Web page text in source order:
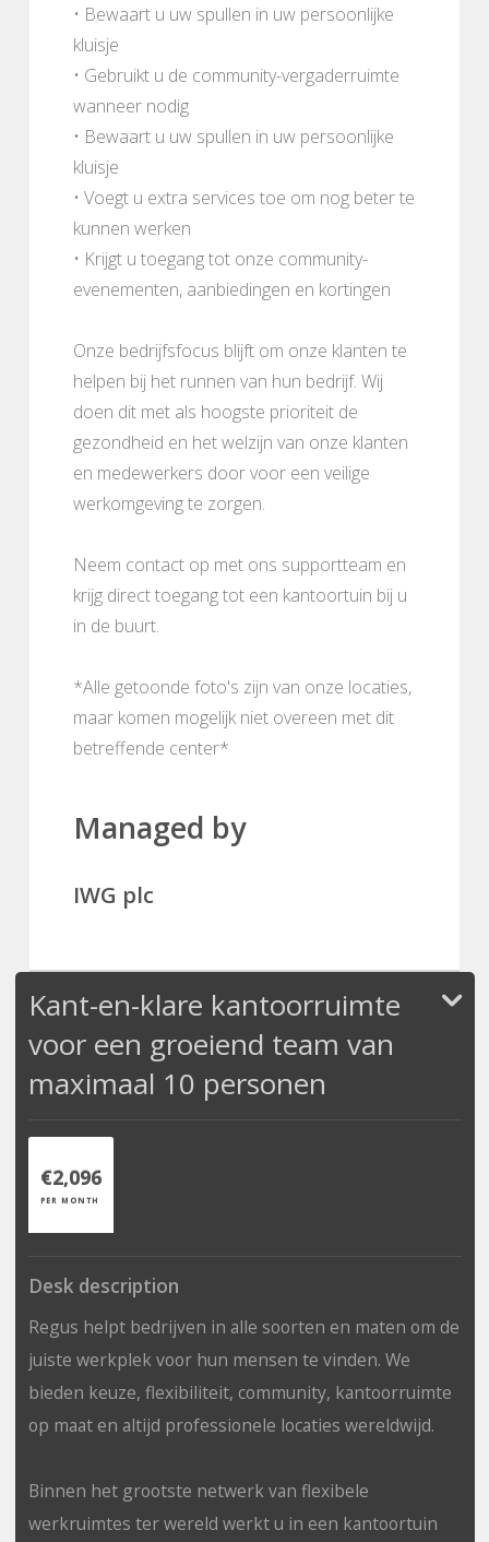
• Bewaart u uw spullen in uw persoonlijke
kluisje
• Gebruikt u de community-vergaderruimte
wanneer nodig
• Bewaart u uw spullen in uw persoonlijke
kluisje
• Voegt u extra services toe om nog beter te
kunnen werken
• Krijgt u toegang tot onze community-
evenementen, aanbiedingen en kortingen
Onze bedrijfsfocus blijft om onze klanten te
helpen bij het runnen van hun bedrijf. Wij
doen dit met als hoogste prioriteit de
gezondheid en het welzijn van onze klanten
en medewerkers door voor een veilige
werkomgeving te zorgen.
Neem contact op met ons supportteam en
krijg direct toegang tot een kantoortuin bij u
in de buurt.
*Alle getoonde foto's zijn van onze locaties,
maar komen mogelijk niet overeen met dit
betreffende center*
Managed by
IWG plc
Kant-en-klare kantoorruimte
voor een groeiend team van
maximaal 10 personen
€2,096
PER MONTH
Desk description
Regus helpt bedrijven in alle soorten en maten om de
juiste werkplek voor hun mensen te vinden. We
bieden keuze, flexibiliteit, community, kantoorruimte
op maat en altijd professionele locaties wereldwijd.
Binnen het grootste netwerk van flexibele
werkruimtes ter wereld werkt u in een kantoortuin